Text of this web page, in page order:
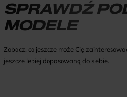
SPRAWDŹ
MODELE
Zobacz, co jeszcze może Cię
jeszcze lepiej dopasowaną do siebie.